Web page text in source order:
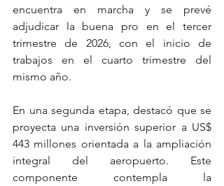
encuentra en marcha y se prevé
adjudicar la buena pro en el tercer
trimestre de 2026, con el inicio de
trabajos en el cuarto trimestre del
mismo año.
En una segunda etapa, destacó que se
proyecta una inversión superior a US$
443 millones orientada a la ampliación
integral del aeropuerto. Este
componente contempla la